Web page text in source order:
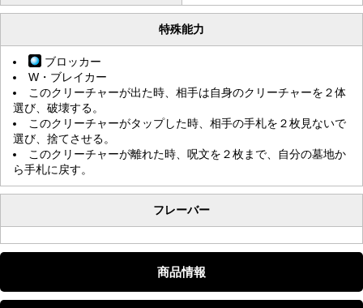
特殊能力
ブロッカー
W・ブレイカー
このクリーチャーが出た時、相手は自身のクリーチャーを２体
選び、破壊する。
このクリーチャーがタップした時、相手の手札を２枚見ないで
選び、捨てさせる。
このクリーチャーが離れた時、呪文を２枚まで、自分の墓地か
ら手札に戻す。
フレーバー
商品情報